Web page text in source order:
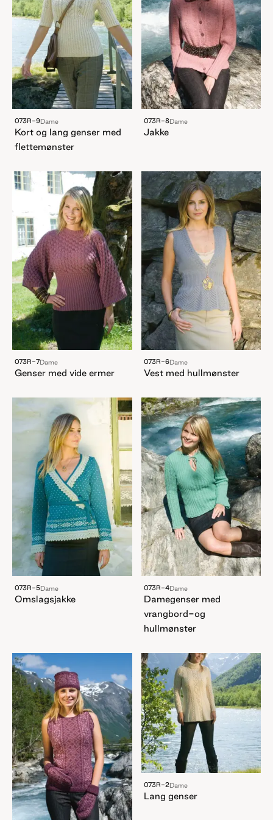
073R-9Dame
Kort og lang genser med
flettemønster
073R-8Dame
Jakke
073R-7Dame
Genser med vide ermer
073R-6Dame
Vest med hullmønster
073R-5Dame
Omslagsjakke
073R-4Dame
Damegenser med
vrangbord-og
hullmønster
073R-2Dame
Lang genser